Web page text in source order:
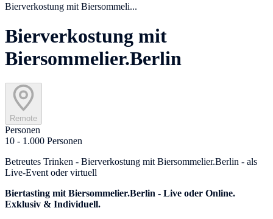
Bierverkostung mit Biersommeli...
Bierverkostung mit
Biersommelier.Berlin
Remote
Personen
10 - 1.000 Personen
Betreutes Trinken - Bierverkostung mit Biersommelier.Berlin - als
Live-Event oder virtuell
Biertasting mit Biersommelier.Berlin - Live oder Online.
Exklusiv & Individuell.